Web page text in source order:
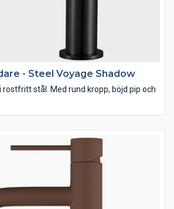
- Steel Voyage Shadow
stål. Med rund kropp, böjd pip och